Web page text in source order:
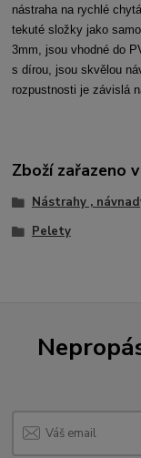
nástraha na rychlé
tekuté složky jako
3mm, jsou vhodné do
s dírou, jsou skvělou
rozpustnosti je závislá
Zboží zařazeno
Nástrahy ,
Pelety